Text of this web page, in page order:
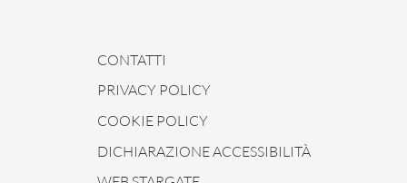
CONTATTI
PRIVACY POLICY
COOKIE POLICY
DICHIARAZIONE ACCESSIBILITÀ